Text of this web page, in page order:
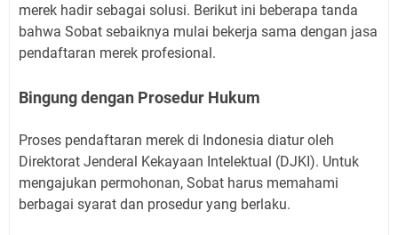
merek hadir sebagai solusi. Berikut ini beberapa tanda
bahwa Sobat sebaiknya mulai bekerja sama dengan jasa
pendaftaran merek profesional.
Bingung dengan Prosedur Hukum
Proses pendaftaran merek di Indonesia diatur oleh
Direktorat Jenderal Kekayaan Intelektual (DJKI). Untuk
mengajukan permohonan, Sobat harus memahami
berbagai syarat dan prosedur yang berlaku.